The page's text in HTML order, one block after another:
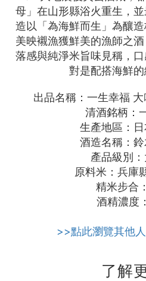
母」在山形縣浴火重生，
造以「為海鮮而生」為釀
美映襯漁獲鮮美的漁師之
落感與純淨米旨味見稱，
對是配搭海鮮的
出品名稱：一生幸福
清酒銘柄：
生產地區：
酒造名稱：
產品級別
原料米：兵庫
精米步合
酒精濃度
>>點此瀏覽其他
了解